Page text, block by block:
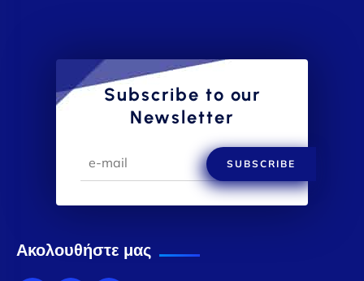
Subscribe to our
Newsletter
SUBSCRIBE
Ακολουθήστε μας